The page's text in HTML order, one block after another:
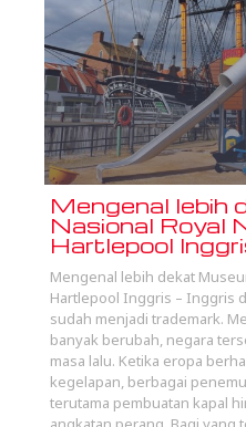
Mengenal lebih
Nasional Royal
Hartlepool
Mengenal lebih dekat
Hartlepool Inggris – Inggris
sudah menjadi trademark.
banyak berubah, negara
masa lalu. Ketika eropa
kegelapan, berbagai
terutama pembuatan kapal